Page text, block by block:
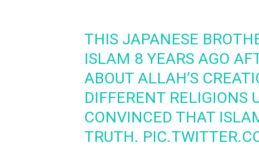
THIS JAPANESE
ISLAM 8 YEARS AGO
ABOUT ALLAH’S
DIFFERENT RELIGIONS
CONVINCED THAT
TRUTH.